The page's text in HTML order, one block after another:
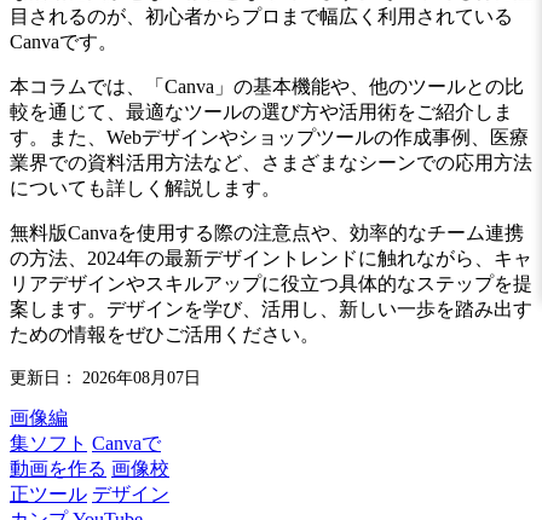
目されるのが、初心者からプロまで幅広く利用されている
Canvaです。
本コラムでは、「Canva」の基本機能や、他のツールとの比
較を通じて、最適なツールの選び方や活用術をご紹介しま
す。また、Webデザインやショップツールの作成事例、医療
業界での資料活用方法など、さまざまなシーンでの応用方法
についても詳しく解説します。
無料版Canvaを使用する際の注意点や、効率的なチーム連携
の方法、2024年の最新デザイントレンドに触れながら、キャ
リアデザインやスキルアップに役立つ具体的なステップを提
案します。デザインを学び、活用し、新しい一歩を踏み出す
ための情報をぜひご活用ください。
更新日： 2026年08月07日
画像編
集ソフト Canvaで
動画を作る 画像校
正ツール デザイン